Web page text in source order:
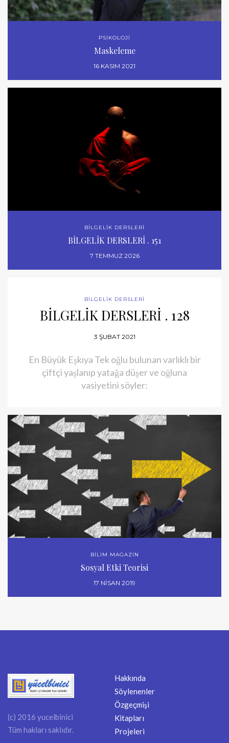
PSİKOLOJİ
Maskeleme
16 KASIM 2021
BİLGELİK DERSLERİ
BİLGELİK DERSLERİ . 151
7 TEMMUZ 2026
BİLGELİK DERSLERİ
BİLGELİK DERSLERİ . 128
3 ŞUBAT 2021
En Büyük Eşkıya Tek oğlu bulunan varlıklı bir
çiftçi yaşlanıp yatağa düşer ve oğluna
vasiyetini söyler:
BİLİM MAGAZİN
Sosyal Etki Teorisi
17 NISAN 2019
(c) 2016 yucelbinici
Tüm hakları saklıdır.
Hakkında
Söylenenler
Özgeçmişi
Kitapları
Projeleri